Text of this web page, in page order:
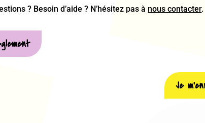
? Besoin d’aide ? N’hésitez pas à nous contacter.
Je